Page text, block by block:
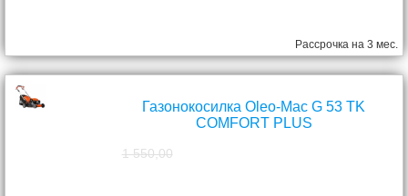
Рассрочка на 3 мес.
Газонокосилка Oleo-Mac G 53 TK
COMFORT PLUS
1 550,00